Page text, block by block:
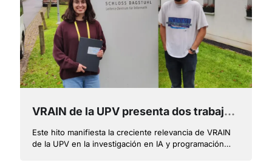
VRAIN de la UPV presenta dos trabajos en el prestigioso seminario internacional de Dagstuhl AAIP en Alemania
Este hito manifiesta la creciente relevancia de VRAIN
de la UPV en la investigación en IA y programación